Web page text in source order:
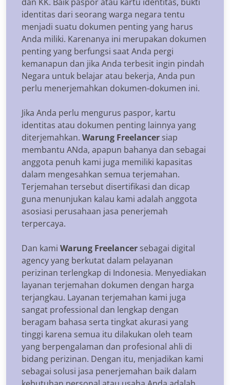
identitas dari seorang warga negara tentu
menjadi suatu dokumen penting yang harus
Anda miliki. Karenanya ini merupakan dokumen
penting yang berfungsi saat Anda pergi
kemanapun dan jika Anda terbesit ingin pindah
Negara untuk belajar atau bekerja, Anda pun
perlu menerjemahkan dokumen-dokumen ini.
Jika Anda perlu mengurus paspor, kartu
identitas atau dokumen penting lainnya yang
diterjemahkan. Warung Freelancer siap
membantu ANda, apapun bahanya dan sebagai
anggota penuh kami juga memiliki kapasitas
dalam mengesahkan semua terjemahan.
Terjemahan tersebut disertifikasi dan dicap
guna menunjukan kalau kami adalah anggota
asosiasi perusahaan jasa penerjemah
terpercaya.
Dan kami Warung Freelancer sebagai digital
agency yang berkutat dalam pelayanan
perizinan terlengkap di Indonesia. Menyediakan
layanan terjemahan dokumen dengan harga
terjangkau. Layanan terjemahan kami juga
sangat professional dan lengkap dengan
beragam bahasa serta tingkat akurasi yang
tinggi karena semua itu dilakukan oleh team
yang berpengalaman dan profesional ahli di
bidang perizinan. Dengan itu, menjadikan kami
sebagai solusi jasa penerjemahan baik dalam